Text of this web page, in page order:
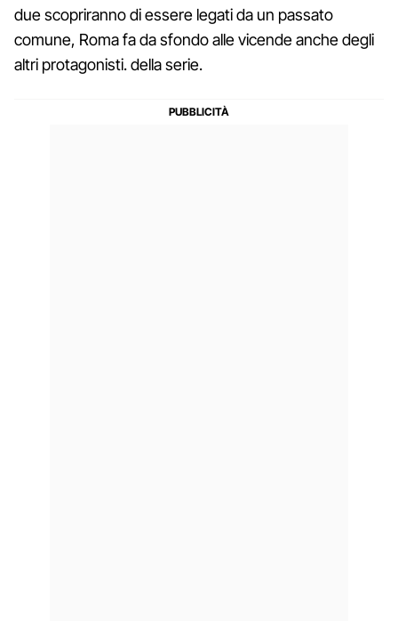
due scopriranno di essere legati da un passato
comune, Roma fa da sfondo alle vicende anche degli
altri protagonisti. della serie.